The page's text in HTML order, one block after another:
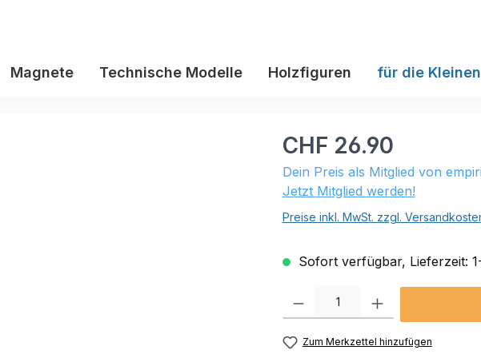
Magnete Technische Modelle Holzfiguren für die Kleinen
CHF 26.90
Dein Preis als Mitglied von
Jetzt Mitglied werden!
Preise inkl. MwSt. zzgl.
Sofort verfügbar, Lieferzeit:
Zum Merkzettel hinzufügen